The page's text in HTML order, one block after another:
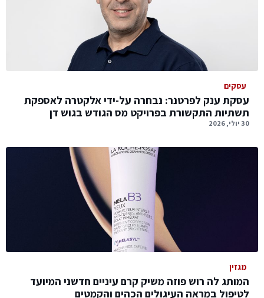
עסקים
עסקת ענק לפרטנר: נבחרה על-ידי אלקטרה לאספקת
תשתיות התקשורת בפרויקט מס הגודש בגוש דן
30 יולי, 2026
מגזין
המותג לה רוש פוזה משיק קרם עיניים חדשני המיועד
לטיפול במראה העיגולים הכהים והקמטים